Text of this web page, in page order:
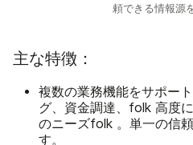
頼できる情報源
主な特徴：
複数の業務機能をサポー
グ、資金調達、folk 高度
のニーズfolk 。単一の信
す。